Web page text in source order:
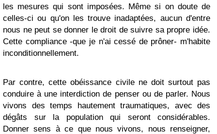
les mesures qui sont imposées. Même si on doute de
celles-ci ou qu'on les trouve inadaptées, aucun d'entre
nous ne peut se donner le droit de suivre sa propre idée.
Cette compliance -que je n'ai cessé de prôner- m'habite
inconditionnellement.
Par contre, cette obéissance civile ne doit surtout pas
conduire à une interdiction de penser ou de parler. Nous
vivons des temps hautement traumatiques, avec des
dégâts sur la population qui seront considérables.
Donner sens à ce que nous vivons, nous renseigner,